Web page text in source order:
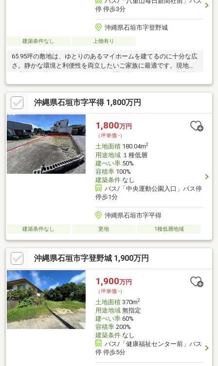
停 停歩3分
沖縄県石垣市字登野城
建築条件なし 上物有り
65.95坪の敷地は、ゆとりのあるマイホームを建てるのに十分な広
さ。静かな環境と利便性を両立したいご家族に最適です。現地の
土地区画整理事業地内44街区7画地 、登記簿上面積419平米 仮換
地面積224平米 ※付け保留地31平米あり ※未登記の上物あり（賃貸
中） ※ 浄化槽設置を要します。
沖縄県石垣市字平得 1,800万円
1,800万円
（坪単価:-）
土地面積180.04m2
用途地域１種低層
建ぺい率50%
容積率100%
建築条件なし
バス/「中央運動公園入口」バス停
停歩1分
沖縄県石垣市字平得
建築条件なし 更地 1種低層地域
沖縄県石垣市字登野城 1,900万円
1,900万円
（坪単価:-）
土地面積370m2
用途地域無指定
建ぺい率60%
容積率200%
建築条件なし
バス/「健康福祉センター前」バス
停 停歩5分